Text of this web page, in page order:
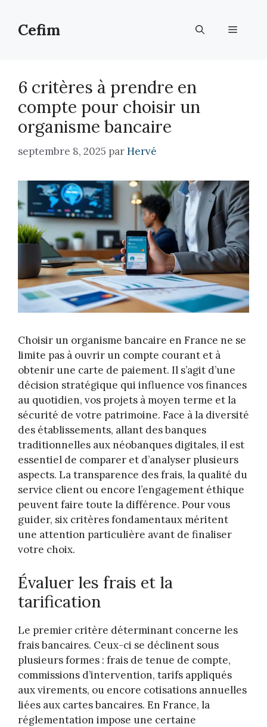
contenu
Cefim Menu
6 critères à prendre en
compte pour choisir un
organisme bancaire
septembre 8, 2025 parHervé
Choisir un organisme bancaire en France ne se
limite pas à ouvrir un compte courant et à
obtenir une carte de paiement. Il s’agit d’une
décision stratégique qui influence vos finances
au quotidien, vos projets à moyen terme et la
sécurité de votre patrimoine. Face à la diversité
des établissements, allant des banques
traditionnelles aux néobanques digitales, il est
essentiel de comparer et d’analyser plusieurs
aspects. La transparence des frais, la qualité du
service client ou encore l’engagement éthique
peuvent faire toute la différence. Pour vous
guider, six critères fondamentaux méritent
une attention particulière avant de finaliser
votre choix.
Évaluer les frais et la
tarification
Le premier critère déterminant concerne les
frais bancaires. Ceux-ci se déclinent sous
plusieurs formes : frais de tenue de compte,
commissions d’intervention, tarifs appliqués
aux virements, ou encore cotisations annuelles
liées aux cartes bancaires. En France, la
réglementation impose une certaine